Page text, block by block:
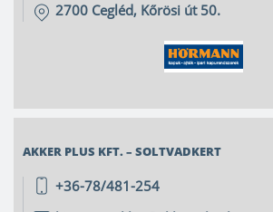
2700 Cegléd, Kőrösi út 50.
AKKER PLUS KFT. – SOLTVADKERT
+36-78/481-254